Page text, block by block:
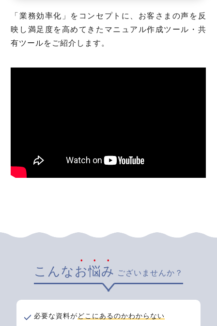
「業務効率化」をコンセプトに、お客さまの声を反
映し満足度を高めてきたマニュアル作成ツール・共
有ツールをご紹介します。
こんな お悩み ございませんか？
必要な資料がどこにあるのかわからない